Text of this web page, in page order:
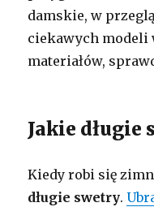
damskie, w
ciekawych modeli
materiałów,
Jakie długie
Kiedy robi się
długie swetry.